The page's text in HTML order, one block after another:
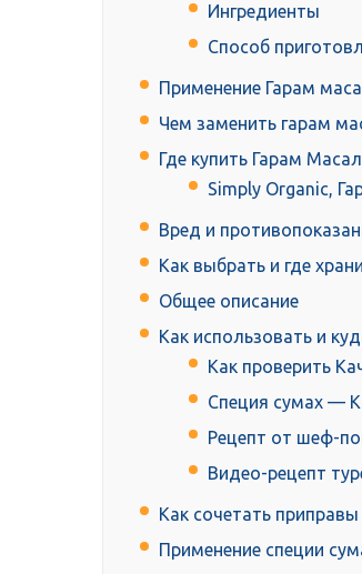
Ингредиенты
Способ
Применение Гарам
Чем заменить гарам
Где купить Гарам
Simply Organic,
Вред и
Как выбрать и где
Общее описание
Как использовать и
Как проверить
Специя сумах —
Рецепт от шеф-
Видео-рецепт
Как сочетать приправы
Применение специи